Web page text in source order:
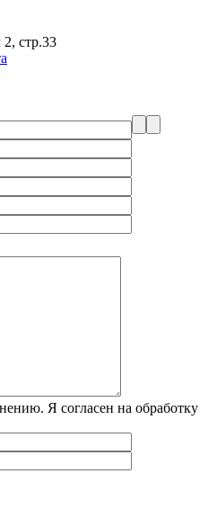
стр.33
Я согласен на обработку